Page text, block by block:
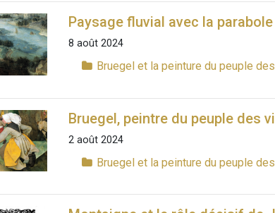
Paysage fluvial avec la
8 août 2024
Bruegel et la peinture du peuple
Bruegel, peintre du peuple des
2 août 2024
Bruegel et la peinture du peuple